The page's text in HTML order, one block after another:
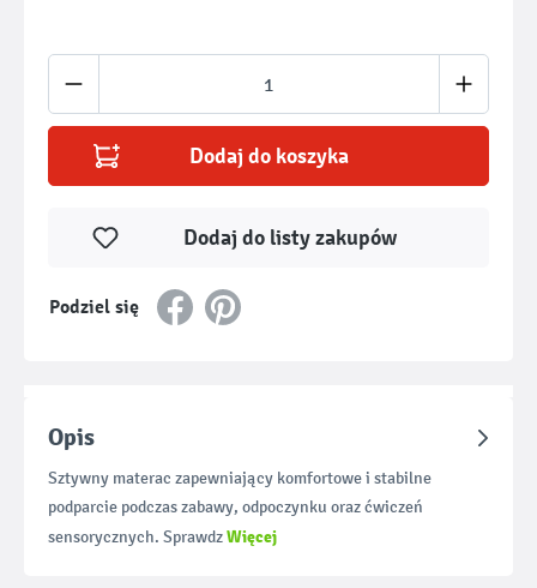
Ilość produktu: Wprowadź żądaną ilość
Dodaj do koszyka
Podziel się
Dodaj do listy zakupów
Opis
Sztywny materac zapewniający komfortowe i stabilne
podparcie podczas zabawy, odpoczynku oraz ćwiczeń
sensorycznych. SprawdzWięcej